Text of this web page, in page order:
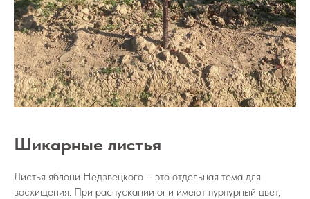
Шикарные листья
Листья яблони Недзвецкого – это отдельная тема для
восхищения. При распускании они имеют пурпурный цвет,